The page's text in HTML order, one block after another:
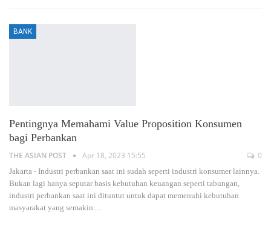
BANK
Pentingnya Memahami Value Proposition Konsumen
bagi Perbankan
THE ASIAN POST Apr 18, 2023 15:55 0
Jakarta - Industri perbankan saat ini sudah seperti industri konsumer lainnya.
Bukan lagi hanya seputar basis kebutuhan keuangan seperti tabungan,
industri perbankan saat ini dituntut untuk dapat memenuhi kebutuhan
masyarakat yang semakin